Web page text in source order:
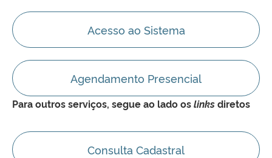
Acesso ao Sistema
Agendamento Presencial
Para outros serviços, segue ao lado oslinksdiretos
Consulta Cadastral